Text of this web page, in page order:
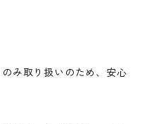
み取り扱いのため、安心